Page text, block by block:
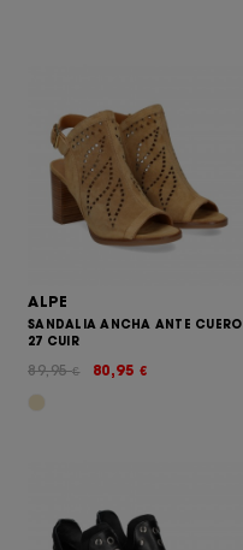
ALPE
SANDALIA ANCHA ANTE CUERO
27 CUIR
80,95 €
89,95€